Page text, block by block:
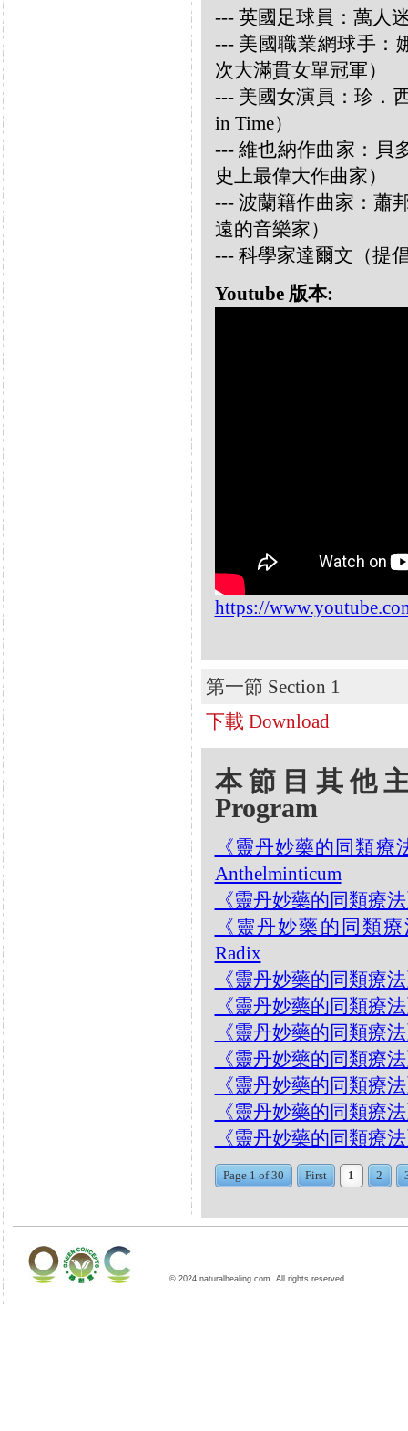
--- 英國足球員：萬人
--- 美國職業網球手：
次大滿貫女單冠軍）
--- 美國女演員：珍．
in Time）
--- 維也納作曲家：貝
史上最偉大作曲家）
--- 波蘭籍作曲家：蕭
遠的音樂家）
--- 科學家達爾文（提
Youtube 版本:
https://
第一節 Section 1
下載 Download
本節目其他
Program
《靈丹妙藥的同類療
Anthelminticum
《靈丹妙藥的同類療
《靈丹妙藥的同類
Radix
《靈丹妙藥的同類療
《靈丹妙藥的同類療
《靈丹妙藥的同類療
《靈丹妙藥的同類療
《靈丹妙藥的同類療
《靈丹妙藥的同類療
《靈丹妙藥的同類療
Page 1 of 30 First 1 2
© 2024 naturalhealing.com. All rights reserved.